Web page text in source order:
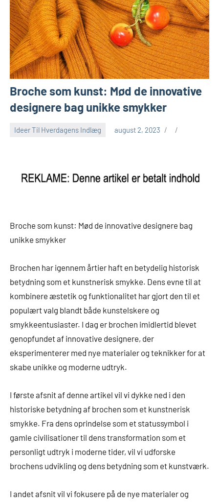
Broche som kunst: Mød de innovative
designere bag unikke smykker
Ideer Til Hverdagens Indlæg august 2, 2023
Broche som kunst: Mød de innovative designere bag
unikke smykker
Brochen har igennem årtier haft en betydelig historisk
betydning som et kunstnerisk smykke. Dens evne til at
kombinere æstetik og funktionalitet har gjort den til et
populært valg blandt både kunstelskere og
smykkeentusiaster. I dag er brochen imidlertid blevet
genopfundet af innovative designere, der
eksperimenterer med nye materialer og teknikker for at
skabe unikke og moderne udtryk.
I første afsnit af denne artikel vil vi dykke ned i den
historiske betydning af brochen som et kunstnerisk
smykke. Fra dens oprindelse som et statussymbol i
gamle civilisationer til dens transformation som et
personligt udtryk i moderne tider, vil vi udforske
brochens udvikling og dens betydning som et kunstværk.
I andet afsnit vil vi fokusere på de nye materialer og